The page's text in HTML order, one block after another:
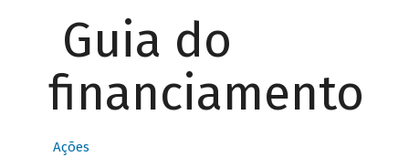
Guia do
financiamento
Ações